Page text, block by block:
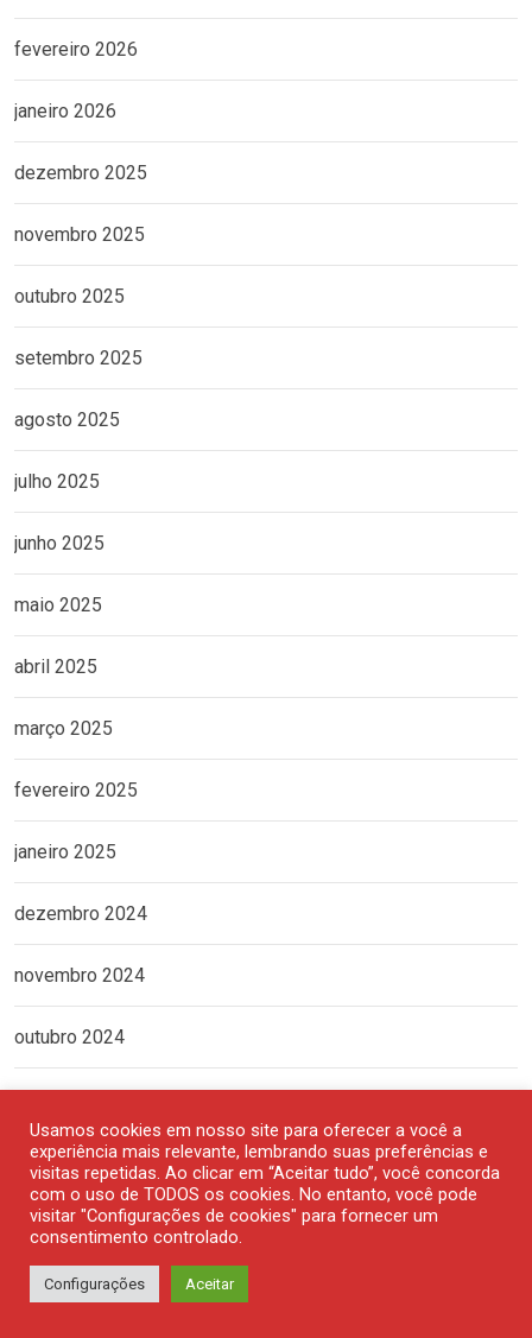
fevereiro 2026
janeiro 2026
dezembro 2025
novembro 2025
outubro 2025
setembro 2025
agosto 2025
julho 2025
junho 2025
maio 2025
abril 2025
março 2025
fevereiro 2025
janeiro 2025
dezembro 2024
novembro 2024
outubro 2024
agosto 2024
julho 2024
junho 2024
Usamos cookies em nosso site para oferecer a você a
experiência mais relevante, lembrando suas preferências e
visitas repetidas. Ao clicar em “Aceitar tudo”, você concorda
com o uso de TODOS os cookies. No entanto, você pode
visitar "Configurações de cookies" para fornecer um
consentimento controlado.
Configurações Aceitar